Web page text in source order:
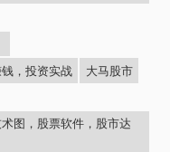
，投资实战
大马股市
图，股票软件，股市达